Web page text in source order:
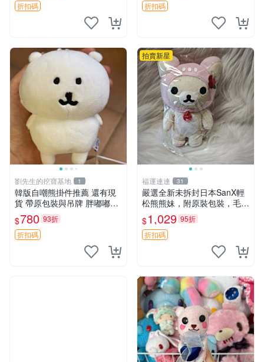
折扣碼
折扣碼
劉先生的挖寶基地 1
韓版自嘲熊掛件推薦 還有現
貨 帶原包裝與吊牌 胖嘟嘟超
可愛 毛絨手感佳 小熊掛件 自
嘲抱枕 小熊抱枕
$780 93折
折扣碼
拍賣新星
福運連連 31
嚴選全新未拆封日本SanX輕
松熊熊妹，附原裝包裝，毛絨
質地極佳，細膩可愛，推薦收
藏兼送禮，適合女性好友或家
人，限量釋出。鬆熊、熊玩
$1,029 95折
折扣碼